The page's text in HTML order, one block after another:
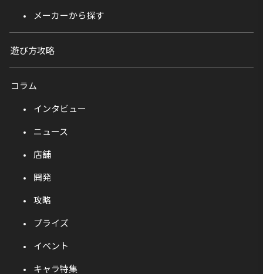
メーカーから探す
遊び方攻略
コラム
インタビュー
ニュース
店舗
開発
攻略
プライズ
イベント
キャラ特集